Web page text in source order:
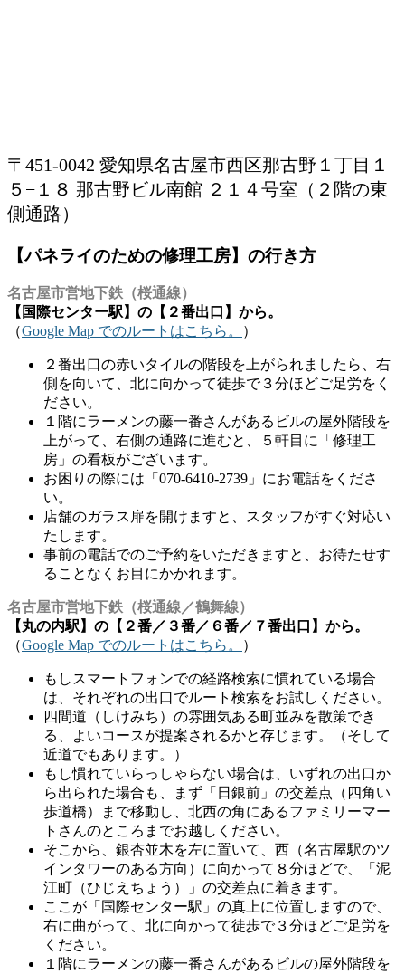
〒451-0042 愛知県名古屋市西区那古野１丁目１
５−１８ 那古野ビル南館 ２１４号室（２階の東
側通路）
【パネライのための修理工房】の行き方
名古屋市営地下鉄（桜通線）
【国際センター駅】の【２番出口】から。
（Google Map でのルートはこちら。 ）
２番出口の赤いタイルの階段を上がられましたら、右
側を向いて、北に向かって徒歩で３分ほどご足労をく
ださい。
１階にラーメンの藤一番さんがあるビルの屋外階段を
上がって、右側の通路に進むと、５軒目に「修理工
房」の看板がございます。
お困りの際には「070-6410-2739」にお電話をくださ
い。
店舗のガラス扉を開けますと、スタッフがすぐ対応い
たします。
事前の電話でのご予約をいただきますと、お待たせす
ることなくお目にかかれます。
名古屋市営地下鉄（桜通線／鶴舞線）
【丸の内駅】の【２番／３番／６番／７番出口】から。
（Google Map でのルートはこちら。 ）
もしスマートフォンでの経路検索に慣れている場合
は、それぞれの出口でルート検索をお試しください。
四間道（しけみち）の雰囲気ある町並みを散策でき
る、よいコースが提案されるかと存じます。（そして
近道でもあります。）
もし慣れていらっしゃらない場合は、いずれの出口か
ら出られた場合も、まず「日銀前」の交差点（四角い
歩道橋）まで移動し、北西の角にあるファミリーマー
トさんのところまでお越しください。
そこから、銀杏並木を左に置いて、西（名古屋駅のツ
インタワーのある方向）に向かって８分ほどで、「泥
江町（ひじえちょう）」の交差点に着きます。
ここが「国際センター駅」の真上に位置しますので、
右に曲がって、北に向かって徒歩で３分ほどご足労を
ください。
１階にラーメンの藤一番さんがあるビルの屋外階段を